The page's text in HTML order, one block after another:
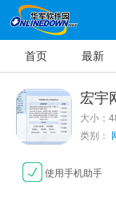
首页 最新
宏宇
大小：
类别：
使用手机助手